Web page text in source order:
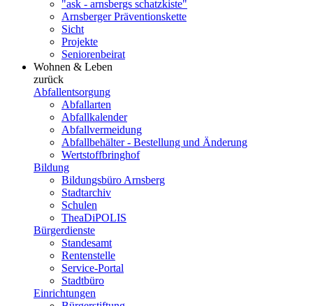
"ask - arnsbergs schatzkiste"
Arnsberger Präventionskette
Sicht
Projekte
Seniorenbeirat
Wohnen & Leben
zurück
Abfallentsorgung
Abfallarten
Abfallkalender
Abfallvermeidung
Abfallbehälter - Bestellung und Änderung
Wertstoffbringhof
Bildung
Bildungsbüro Arnsberg
Stadtarchiv
Schulen
TheaDiPOLIS
Bürgerdienste
Standesamt
Rentenstelle
Service-Portal
Stadtbüro
Einrichtungen